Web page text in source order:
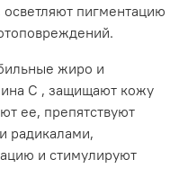
пигментацию
жиро и
С , защищают кожу
ее, препятствуют
радикалами,
и стимулируют